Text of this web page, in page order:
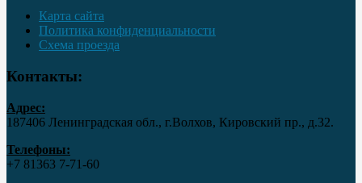
Карта сайта
Политика конфиденциальности
Схема проезда
Контакты:
Адрес:
187406 Ленинградская обл., г.Волхов, Кировский пр., д.32.
Телефоны:
+7 81363 7‑71-60